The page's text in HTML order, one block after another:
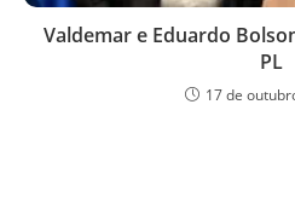
Valdemar e Eduardo
PL
17 de